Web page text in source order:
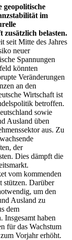
geopolitische
im
zusätzlich belasten.
seit Mitte des Jahres
neuer
Spannungen
könnten
Veränderungen
an den
Wirtschaft ist
betroffen.
sowie
Ausland üben
aus. Zu
der
Dies dämpft die
vom kommenden
stützen. Darüber
um den
Ausland zu
dem
Insgesamt haben
für das Wachstum
Vorjahr erhöht.